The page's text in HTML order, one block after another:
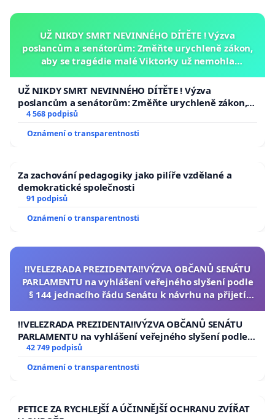
UŽ NIKDY SMRT NEVINNÉHO DÍTĚTE ! Výzva
poslancům a senátorům: Změňte urychleně zákon,
aby se tragédie malé Viktorky už nemohla
UŽ NIKDY SMRT NEVINNÉHO DÍTĚTE ! Výzva
poslancům a senátorům: Změňte urychleně zákon,
aby se tragédie malé Viktorky už nemohla opakovat!
4 568 podpisů
Oznámení o transparentnosti
Za zachování pedagogiky jako pilíře vzdělané a
demokratické společnosti
91 podpisů
Oznámení o transparentnosti
‼️VELEZRADA PREZIDENTA‼️VÝZVA OBČANŮ SENÁTU
PARLAMENTU na vyhlášení veřejného slyšení podle
§ 144 jednacího řádu Senátu k návrhu na přijetí
republiky
‼️VELEZRADA PREZIDENTA‼️VÝZVA OBČANŮ SENÁTU
PARLAMENTU na vyhlášení veřejného slyšení podle §
144 jednacího řádu Senátu k návrhu na přijetí
usnesení k podání ústavní žaloby na prezidenta
republiky
42 749 podpisů
Oznámení o transparentnosti
PETICE ZA RYCHLEJŠÍ A ÚČINNĚJŠÍ OCHRANU ZVÍŘAT